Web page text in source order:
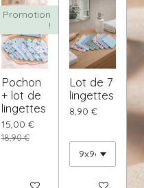
Promotion
!
Pochon
+ lot de
lingettes
15,00 €
18,90 €
Lot de 7
lingettes
8,90 €